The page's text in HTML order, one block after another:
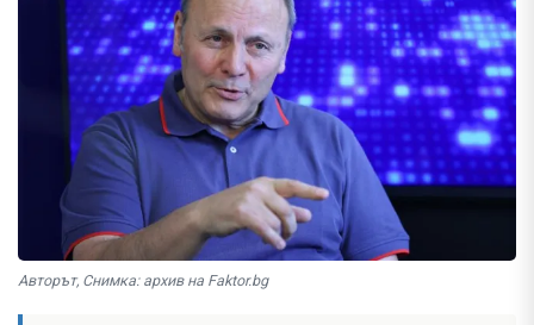
Авторът, Снимка: архив на Faktor.bg